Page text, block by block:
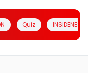
Quiz INSIDENESIA